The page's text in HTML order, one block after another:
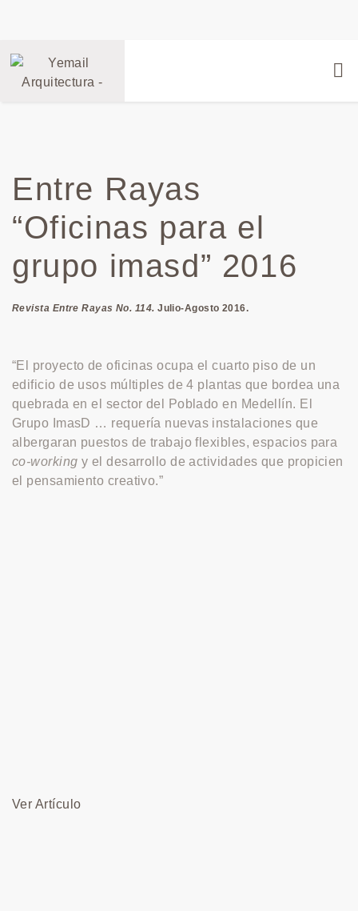
Entre Rayas
“Oficinas para el
grupo imasd” 2016
Revista Entre Rayas No. 114.Julio-Agosto 2016.
“El proyecto de oficinas ocupa el cuarto piso de un
edificio de usos múltiples de 4 plantas que bordea una
quebrada en el sector del Poblado en Medellín. El
Grupo ImasD … requería nuevas instalaciones que
albergaran puestos de trabajo flexibles, espacios para
co-working y el desarrollo de actividades que propicien
el pensamiento creativo.”
Ver Artículo